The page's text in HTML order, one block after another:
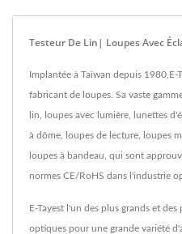
Testeur De Lin| Loupes Avec
Implantée à Taïwan depuis 1980,E-
fabricant de loupes. Sa vaste
lin, loupes avec lumière, lunettes
à dôme, loupes de lecture, loupes
loupes à bandeau, qui sont
normes CE/RoHS dans l'industrie
E-Tayest l'un des plus grands et
optiques pour une grande variété